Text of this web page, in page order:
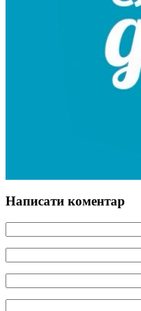
Написати коментар